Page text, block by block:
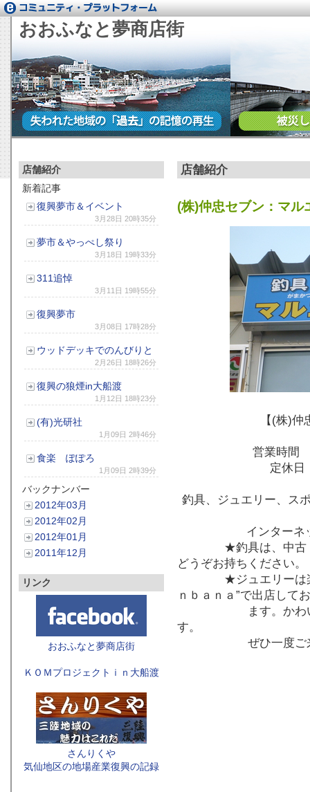
おおふなと夢商店街
店舗紹介
(株)仲忠セブン：マル
【(株)仲
営業時間
定休
釣具、ジュエリー、ス
インターネ
★釣具は、中古・新
どうぞお持ちください。
★ジュエリーは楽天
ｎｂａｎａ”で出店して
ます。かわいらし
す。
ぜひ一度ご来店
店舗紹介
新着記事
復興夢市＆イベント
3月28日 20時35分
夢市＆やっぺし祭り
3月18日 19時33分
311追悼
3月11日 19時55分
復興夢市
3月08日 17時28分
ウッドデッキでのんびりと
2月26日 18時26分
復興の狼煙in大船渡
1月12日 18時23分
(有)光研社
1月09日 2時46分
食楽 ぽぽろ
1月09日 2時39分
バックナンバー
2012年03月
2012年02月
2012年01月
2011年12月
リンク
おおふなと夢商店街
ＫＯＭプロジェクトｉｎ大船渡
さんりくや
気仙地区の地場産業復興の記録